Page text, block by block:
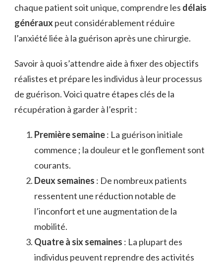
chaque patient soit unique, comprendre les délais
généraux peut considérablement réduire
l’anxiété liée à la guérison après une chirurgie.
Savoir à quoi s’attendre aide à fixer des objectifs
réalistes et prépare les individus à leur processus
de guérison. Voici quatre étapes clés de la
récupération à garder à l’esprit :
Première semaine: La guérison initiale
commence ; la douleur et le gonflement sont
courants.
Deux semaines : De nombreux patients
ressentent une réduction notable de
l’inconfort et une augmentation de la
mobilité.
Quatre à six semaines : La plupart des
individus peuvent reprendre des activités